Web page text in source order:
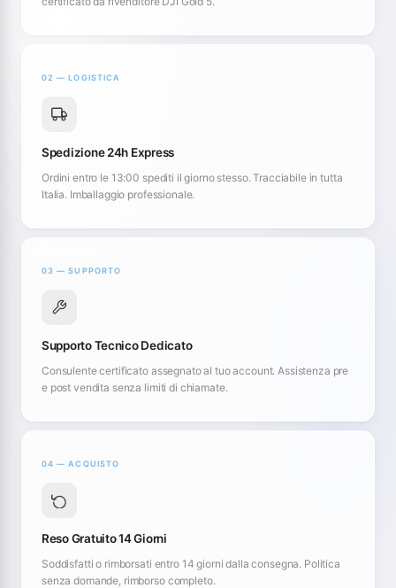
02 — LOGISTICA
Spedizione 24h Express
Ordini entro le 13:00 spediti il giorno stesso. Tracciabile in tutta
Italia. Imballaggio professionale.
03 — SUPPORTO
Supporto Tecnico Dedicato
Consulente certificato assegnato al tuo account. Assistenza pre
e post vendita senza limiti di chiamate.
04 — ACQUISTO
Reso Gratuito 14 Giorni
Soddisfatti o rimborsati entro 14 giorni dalla consegna. Politica
senza domande, rimborso completo.